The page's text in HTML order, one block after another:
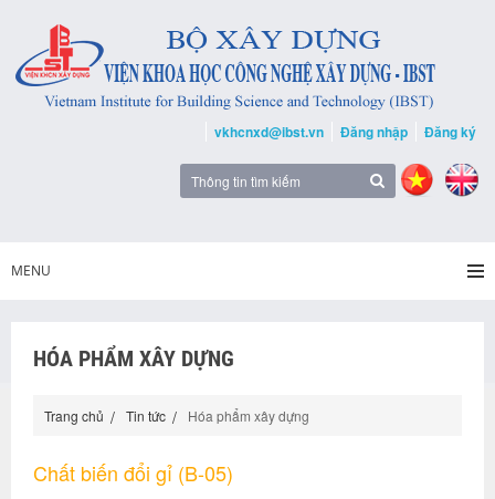
vkhcnxd@ibst.vn Đăng nhập Đăng ký
MENU
HÓA PHẨM XÂY DỰNG
Trang chủ Tin tức Hóa phẩm xây dựng
Chất biến đổi gỉ (B-05)